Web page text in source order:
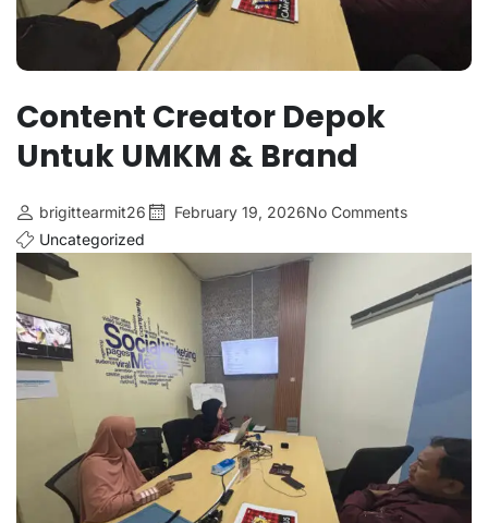
Content Creator Depok
Untuk UMKM & Brand
brigittearmit26 February 19, 2026No Comments
Uncategorized